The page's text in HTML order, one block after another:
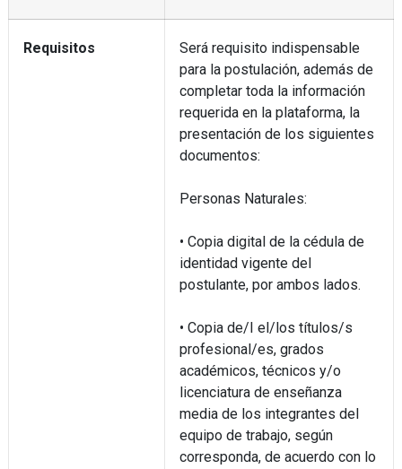
Requisitos
Será requisito indispensable
para la postulación, además de
completar toda la información
requerida en la plataforma, la
presentación de los siguientes
documentos:
Personas Naturales:
• Copia digital de la cédula de
identidad vigente del
postulante, por ambos lados.
• Copia de/I el/los títulos/s
profesional/es, grados
académicos, técnicos y/o
licenciatura de enseñanza
media de los integrantes del
equipo de trabajo, según
corresponda, de acuerdo con lo